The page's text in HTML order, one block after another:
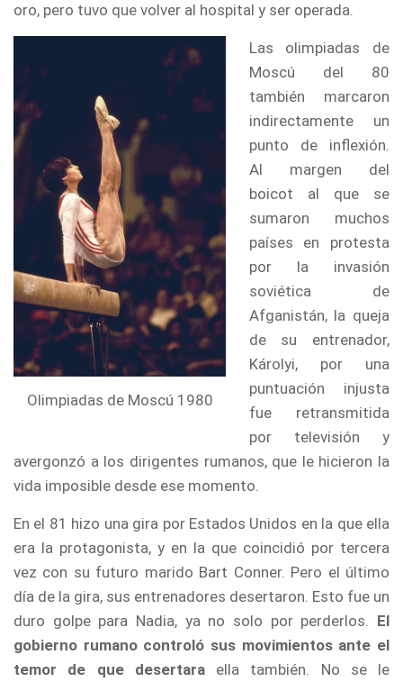
oro, pero tuvo que volver al hospital y ser operada.
Olimpiadas de Moscú 1980
Las olimpiadas de
Moscú del 80
también marcaron
indirectamente un
punto de inflexión.
Al margen del
boicot al que se
sumaron muchos
países en protesta
por la invasión
soviética de
Afganistán, la queja
de su entrenador,
Károlyi, por una
puntuación injusta
fue retransmitida
por televisión y
avergonzó a los dirigentes rumanos, que le hicieron la
vida imposible desde ese momento.
En el 81 hizo una gira por Estados Unidos en la que ella
era la protagonista, y en la que coincidió por tercera
vez con su futuro marido Bart Conner. Pero el último
día de la gira, sus entrenadores desertaron. Esto fue un
duro golpe para Nadia, ya no solo por perderlos. El
gobierno rumano controló sus movimientos ante el
temor de que desertara ella también. No se le